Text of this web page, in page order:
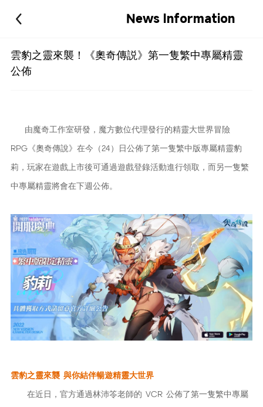
News Information
雲豹之靈來襲！《奧奇傳説》第一隻繁中專屬精靈
公佈
由魔奇工作室研發，魔方數位代理發行的精靈大世界冒險
RPG《奧奇傳說》在今（24）日公佈了第一隻繁中版專屬精靈豹
莉，玩家在遊戲上市後可通過遊戲登錄活動進行領取，而另一隻繁
中專屬精靈將會在下週公佈。
雲豹之靈來襲 與你結伴暢遊精靈大世界
在近日，官方通過林沛笭老師的 VCR 公佈了第一隻繁中專屬